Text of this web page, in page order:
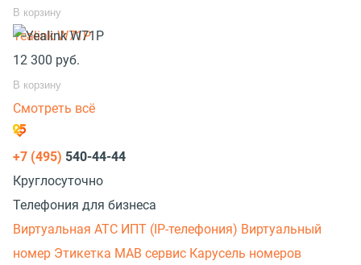
В корзину
Yealink W71P
12 300 руб.
В корзину
Смотреть всё
+7 (495) 540-44-44
Круглосуточно
Телефония для бизнеса
Виртуальная АТС ИПТ (IP-телефония) Виртуальный
номер Этикетка МАВ сервис Карусель номеров